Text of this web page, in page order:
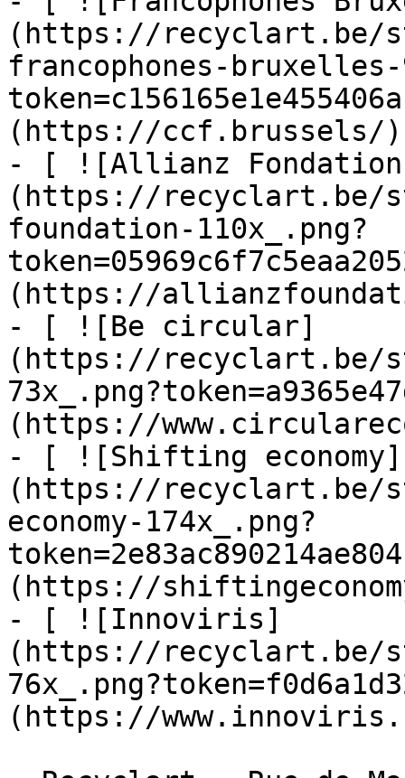
(https://recyclart.be/
francophones-bruxelles-
(https://ccf.brussels/)
- [ ![Allianz
(https://recyclart.be/
foundation-110x_.png?
(https://
- [ ![Be circular]
(https://recyclart.be/
(https://
- [ ![Shifting economy]
(https://recyclart.be/
economy-174x_.png?
(https://
- [ ![Innoviris]
(https://recyclart.be/
(https://